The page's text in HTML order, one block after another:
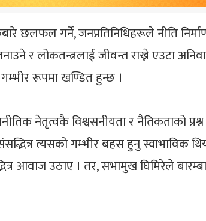
गर्ने, जनप्रतिनिधिहरूले नीति निर्माण,
र लोकतन्त्रलाई जीवन्त राख्ने एउटा
रूपमा खण्डित हुन्छ ।
नेतृत्वकै विश्वसनीयता र नैतिकताको
त्यसको गम्भीर बहस हुनु स्वाभाविक थियो
आवाज उठाए । तर, सभामुख घिमिरेले